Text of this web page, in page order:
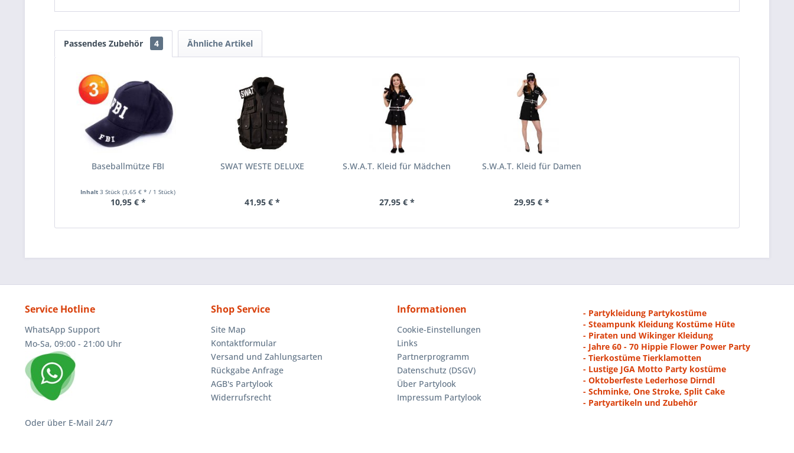
Passendes Zubehör 4 Ähnliche Artikel
Baseballmütze FBI
Inhalt3 Stück(3,65 € * / 1 Stück)
10,95 € *
SWAT WESTE DELUXE
41,95 € *
S.W.A.T. Kleid für Mädchen
27,95 € *
S.W.A.T. Kleid für Damen
29,95 € *
Service Hotline
WhatsApp Support
Mo-Sa, 09:00 - 21:00 Uhr
Oder über E-Mail 24/7
Shop Service
Site Map
Kontaktformular
Versand und Zahlungsarten
Rückgabe Anfrage
AGB's Partylook
Widerrufsrecht
Informationen
Cookie-Einstellungen
Links
Partnerprogramm
Datenschutz (DSGV)
Über Partylook
Impressum Partylook
- Partykleidung Partykostüme
- Steampunk Kleidung Kostüme Hüte
- Piraten und Wikinger Kleidung
- Jahre 60 - 70 Hippie Flower Power Party
- Tierkostüme Tierklamotten
- Lustige JGA Motto Party kostüme
- Oktoberfeste Lederhose Dirndl
- Schminke, One Stroke, Split Cake
- Partyartikeln und Zubehör